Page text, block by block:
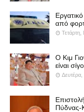
από
Τετάρτη,
Ο Κιμ
είναι
Δευτέρα,
Πύδνας-